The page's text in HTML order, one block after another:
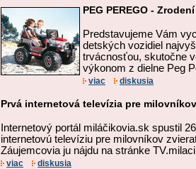
PEG PEREGO -
Predstavujeme Vám
detských vozidiel
trvácnosťou, skutočne
výkonom z dielne Peg
viac diskusia
Prvá internetová televízia pre
Internetový portál miláčikovia.sk spustil
internetovú televíziu pre milovníkov
Záujemcovia ju nájdu na stránke
viac diskusia